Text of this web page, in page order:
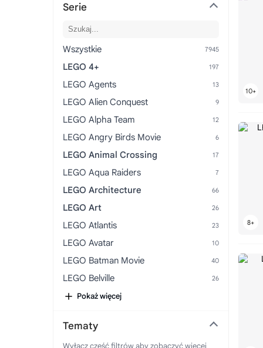
Serie
Wszystkie
LEGO 4+
LEGO Agents
LEGO Alien Conquest
LEGO Alpha Team
LEGO Angry Birds Movie
LEGO Animal Crossing
LEGO Aqua Raiders
LEGO Architecture
LEGO Art
LEGO Atlantis
LEGO Avatar
LEGO Batman Movie
LEGO Belville
LEGO Ben 10 Alien Force
LEGO Bluey
Pokaż więcej
Tematy
Wyłącz część filtrów aby zobaczyć więcej